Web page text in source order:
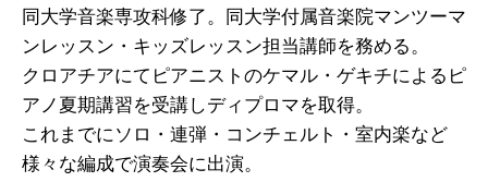
同大学音楽専攻科修了。同大学付属音楽院マンツーマ
ンレッスン・キッズレッスン担当講師を務める。
クロアチアにてピアニストのケマル・ゲキチによるピ
アノ夏期講習を受講しディプロマを取得。
これまでにソロ・連弾・コンチェルト・室内楽など
様々な編成で演奏会に出演。